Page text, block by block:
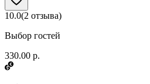
10.0(2 отзыва)
Выбор гостей
330.00 р.